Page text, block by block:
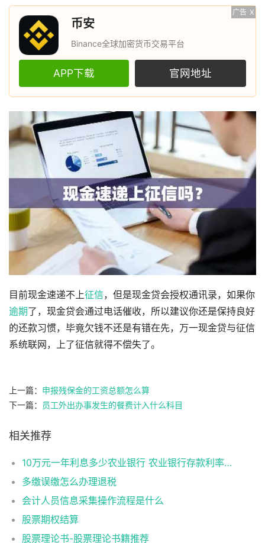
广告 X
币安
Binance全球加密货币交易平台
APP下载 官网地址
目前现金速递不上征信，但是现金贷会授权通讯录，如果你
逾期了，现金贷会通过电话催收，所以建议你还是保持良好
的还款习惯，毕竟欠钱不还是有错在先，万一现金贷与征信
系统联网，上了征信就得不偿失了。
上一篇： 申报残保金的工资总额怎么算
下一篇：
员工外出办事发生的餐费计入什么科目
相关推荐
10万元一年利息多少农业银行 农业银行存款利率如下
多缴误缴怎么办理退税
会计人员信息采集操作流程是什么
股票期权结算
股票理论书-股票理论书籍推荐